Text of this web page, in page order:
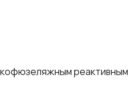
реактивным